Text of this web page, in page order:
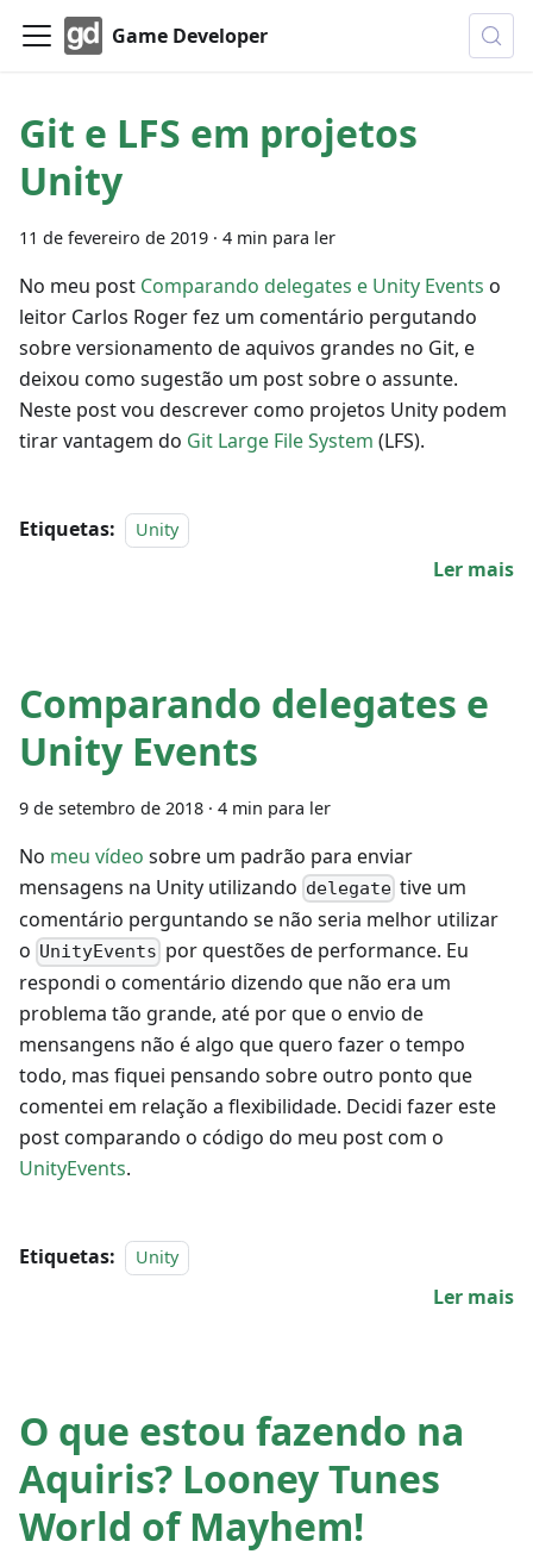
Game Developer
Git e LFS em projetos
Unity
11 de fevereiro de 2019 · 4 min para ler
No meu post Comparando delegates e Unity Events o
leitor Carlos Roger fez um comentário pergutando
sobre versionamento de aquivos grandes no Git, e
deixou como sugestão um post sobre o assunte.
Neste post vou descrever como projetos Unity podem
tirar vantagem do Git Large File System (LFS).
Etiquetas: Unity
Ler mais
Comparando delegates e
Unity Events
9 de setembro de 2018 · 4 min para ler
No meu vídeo sobre um padrão para enviar
mensagens na Unity utilizando delegate tive um
comentário perguntando se não seria melhor utilizar
o UnityEvents por questões de performance. Eu
respondi o comentário dizendo que não era um
problema tão grande, até por que o envio de
mensangens não é algo que quero fazer o tempo
todo, mas fiquei pensando sobre outro ponto que
comentei em relação a flexibilidade. Decidi fazer este
post comparando o código do meu post com o
UnityEvents.
Etiquetas: Unity
Ler mais
O que estou fazendo na
Aquiris? Looney Tunes
World of Mayhem!